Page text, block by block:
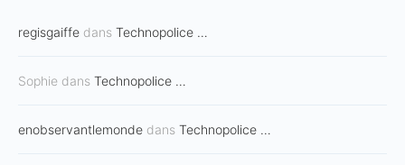
regisgaiffe dans Technopolice …
Sophie dans Technopolice …
enobservantlemonde dans Technopolice …